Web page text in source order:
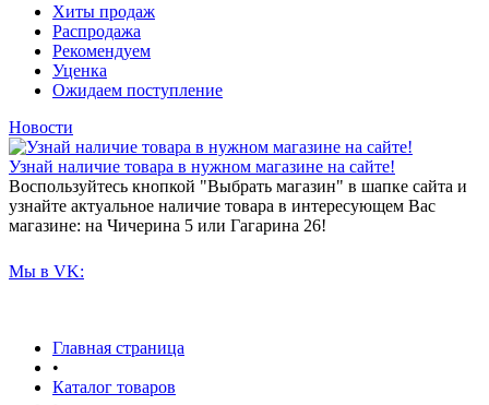
Хиты продаж
Распродажа
Рекомендуем
Уценка
Ожидаем поступление
Новости
Узнай наличие товара в нужном магазине на сайте!
Воспользуйтесь кнопкой "Выбрать магазин" в шапке сайта и
узнайте актуальное наличие товара в интересующем Вас
магазине: на Чичерина 5 или Гагарина 26!
Мы в VK:
Главная страница
•
Каталог товаров